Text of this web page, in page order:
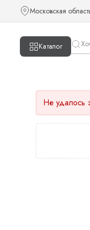
Московская
Каталог
Не удалось